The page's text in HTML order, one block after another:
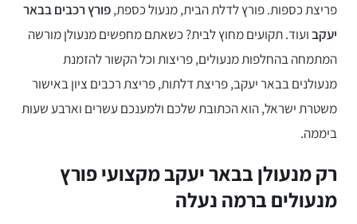
פריצת כספות. פורץ לדלת הבית, מנעול כספת,פורץ רכבים בבאר
יעקבועוד. תקועים מחוץ לבית? כשאתם מחפשים מנעולן מורשה
המתמחה בהחלפות מנעולים, פריצות וכל הקשור להזמנת
מנעולנים בבאר יעקב, פריצת דלתות, פריצת רכבים ציון באישור
משטרת ישראל, הוא הכתובת שלכם ולמענכם עשרים וארבע שעות
ביממה.
רק מנעולן בבאר יעקב מקצועי פורץ
מנעולים ברמה נעלה